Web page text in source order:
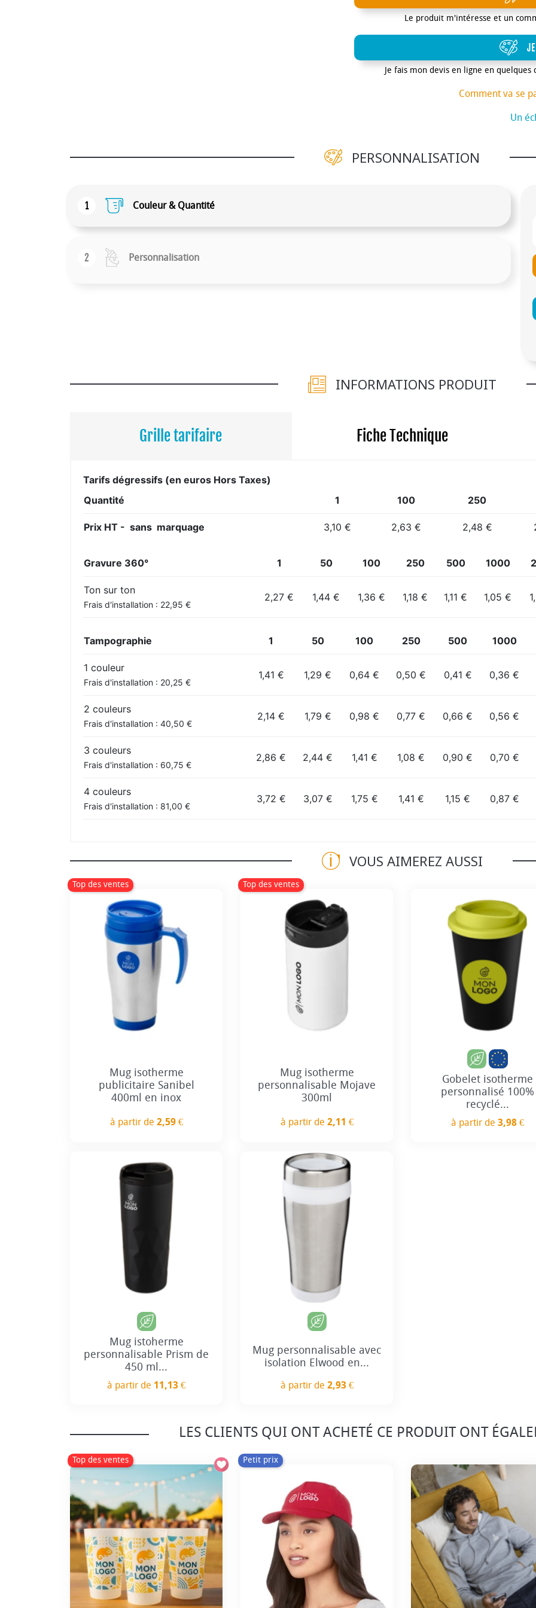
Le produit m'intéresse et un
Je fais mon devis en ligne en
Comment va se
Un
PERSONNALISATION
1 Couleur & Quantité
2 Personnalisation
INFORMATIONS PRODUIT
Grille tarifaire Fiche Technique
Tarifs dégressifs (en euros Hors Taxes)
Quantité
1 100 250
Prix HT - sans marquage 3,10 € 2,63 € 2,48 €
Gravure 360° 1 50 100 250 500 1000
Ton sur ton
Frais d'installation : 22,95 €
2,27 € 1,44 € 1,36 € 1,18 € 1,11 € 1,05 €
Tampographie 1 50 100 250 500 1000
1 couleur
Frais d'installation : 20,25 €
1,41 € 1,29 € 0,64 € 0,50 € 0,41 € 0,36 €
2 couleurs
Frais d'installation : 40,50 €
2,14 € 1,79 € 0,98 € 0,77 € 0,66 € 0,56 €
3 couleurs
Frais d'installation : 60,75 €
2,86 € 2,44 € 1,41 € 1,08 € 0,90 € 0,70 €
4 couleurs
Frais d'installation : 81,00 €
3,72 € 3,07 € 1,75 € 1,41 € 1,15 € 0,87 €
VOUS AIMEREZ AUSSI
Top des ventes
Mug isotherme
publicitaire Sanibel
400ml en inox
à partir de 2,59 €
Top des ventes
Mug isotherme
personnalisable Mojave
300ml
à partir de 2,11 €
Gobelet isotherme
personnalisé 100%
recyclé...
à partir de 3,98 €
Mug istoherme
personnalisable Prism de
450 ml...
à partir de 11,13 €
Mug personnalisable avec
isolation Elwood en...
à partir de 2,93 €
LES CLIENTS QUI ONT ACHETÉ CE PRODUIT ONT
Top des ventes Petit prix